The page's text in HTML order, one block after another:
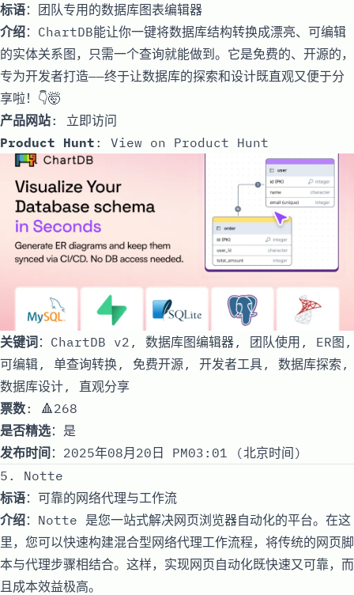
标语：团队专用的数据库图表编辑器
介绍：ChartDB能让你一键将数据库结构转换成漂亮、可编辑
的实体关系图，只需一个查询就能做到。它是免费的、开源的，
专为开发者打造——终于让数据库的探索和设计既直观又便于分
享啦！👇🤯
产品网站: 立即访问
Product Hunt : View on Product Hunt
关键词：ChartDB v2, 数据库图编辑器, 团队使用, ER图,
可编辑, 单查询转换, 免费开源, 开发者工具, 数据库探索,
数据库设计, 直观分享
票数: 🔺268
是否精选：是
发布时间 ：2025年08月20日 PM03:01 (北京时间)
5. Notte
标语：可靠的网络代理与工作流
介绍：Notte 是您一站式解决网页浏览器自动化的平台。在这
里，您可以快速构建混合型网络代理工作流程，将传统的网页脚
本与代理步骤相结合。这样，实现网页自动化既快速又可靠，而
且成本效益极高。